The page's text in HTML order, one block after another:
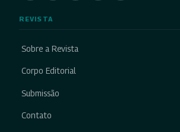
REVISTA
Sobre a Revista
Corpo Editorial
Submissão
Contato